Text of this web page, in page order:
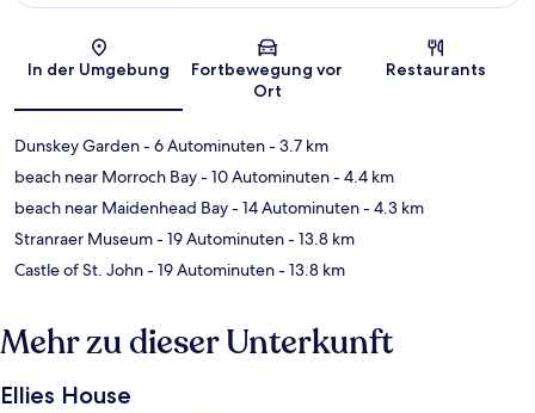
In der Umgebung
Fortbewegung vor
Ort
Restaurants
Dunskey Garden- 6 Autominuten- 3.7 km
beach near Morroch Bay- 10 Autominuten- 4.4 km
beach near Maidenhead Bay- 14 Autominuten- 4.3 km
Stranraer Museum- 19 Autominuten- 13.8 km
Castle of St. John- 19 Autominuten- 13.8 km
Mehr zu dieser Unterkunft
Ellies House